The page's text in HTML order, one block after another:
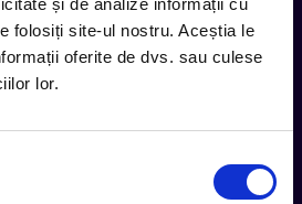
folosiți site-ul nostru. Aceștia le
oferite de dvs. sau culese
lor.
ul nostru, fii primul la care ajung
Subscribe